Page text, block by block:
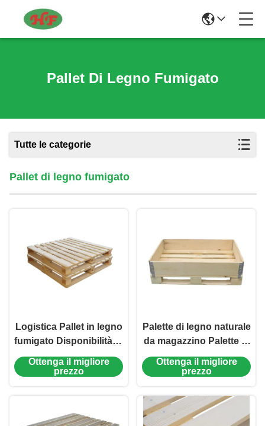
Pallet Di Legno Fumigato
Tutte le categorie
Pallet di legno fumigato
Logistica Pallet in legno
fumigato Disponibilità di
pallet in legno Nuovo e
usato
Ottenga il migliore
prezzo
Palette di legno naturale
da magazzino Palette di
legno standard Euro
pallet Cassa riciclabile
Ottenga il migliore
prezzo